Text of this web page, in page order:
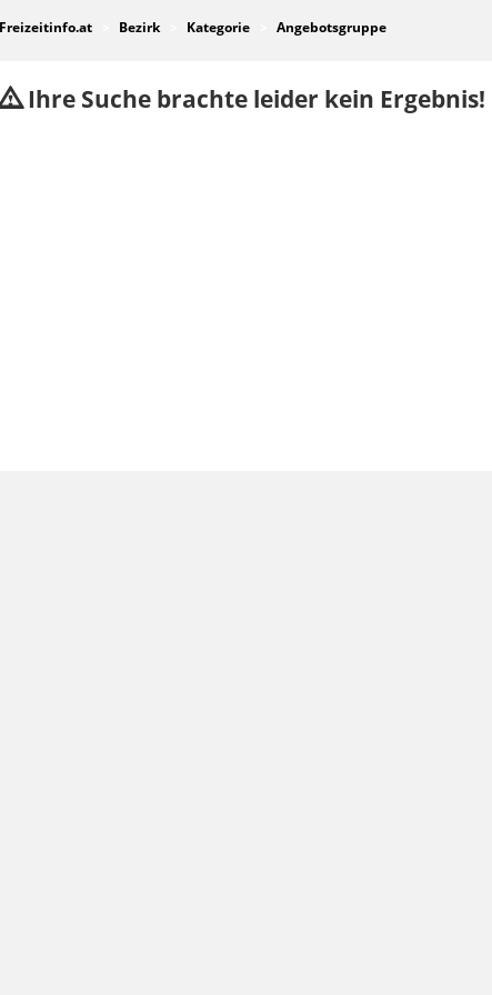
Freizeitinfo.at Bezirk Kategorie Angebotsgruppe
Ihre Suche brachte leider kein Ergebnis!